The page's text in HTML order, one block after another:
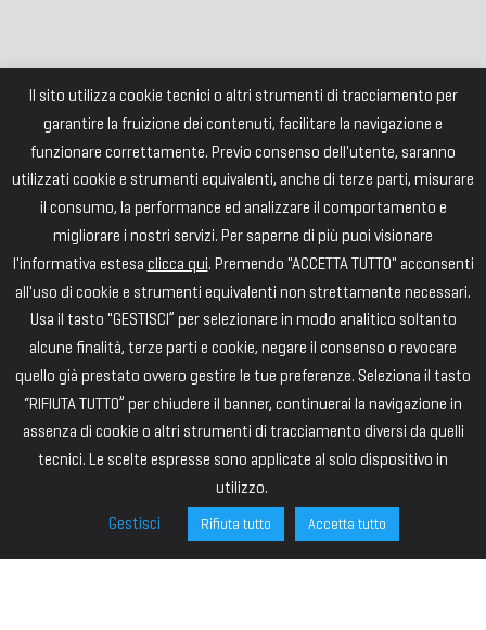
Il sito utilizza cookie tecnici o altri strumenti di tracciamento per
garantire la fruizione dei contenuti, facilitare la navigazione e
funzionare correttamente. Previo consenso dell'utente, saranno
utilizzati cookie e strumenti equivalenti, anche di terze parti, misurare
il consumo, la performance ed analizzare il comportamento e
migliorare i nostri servizi. Per saperne di più puoi visionare
l'informativa estesa clicca qui. Premendo "ACCETTA TUTTO" acconsenti
all'uso di cookie e strumenti equivalenti non strettamente necessari.
Usa il tasto "GESTISCI” per selezionare in modo analitico soltanto
alcune finalità, terze parti e cookie, negare il consenso o revocare
quello già prestato ovvero gestire le tue preferenze. Seleziona il tasto
“RIFIUTA TUTTO” per chiudere il banner, continuerai la navigazione in
assenza di cookie o altri strumenti di tracciamento diversi da quelli
tecnici. Le scelte espresse sono applicate al solo dispositivo in
utilizzo.
Gestisci
Rifiuta tutto Accetta tutto